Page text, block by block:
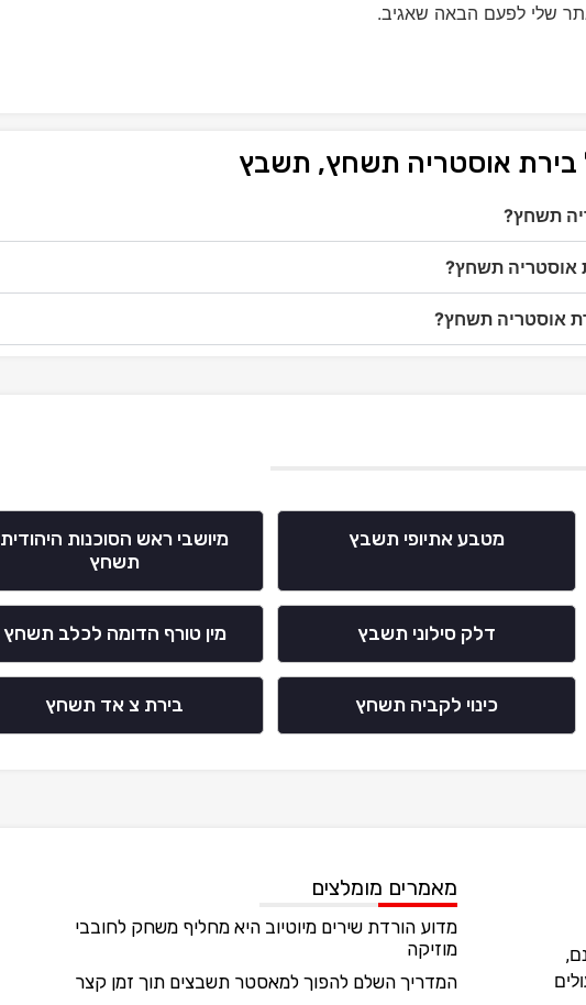
שלי לפעם הבאה שאגיב.
בירת אוסטריה תשחץ, תשבץ
תשחץ?
אוסטריה תשחץ?
אוסטריה תשחץ?
מטבע אתיופי תשבץ
מיושבי ראש הסוכנות היהודית
תשחץ
דלק סילוני תשבץ מין טורף הדומה לכלב תשחץ
כינוי לקביה תשחץ בירת צ אד תשחץ
מאמרים מומלצים
מדוע הורדת שירים מיוטיוב היא מחליף משחק לחובבי
מוזיקה
המדריך השלם להפוך למאסטר תשבצים תוך זמן קצר